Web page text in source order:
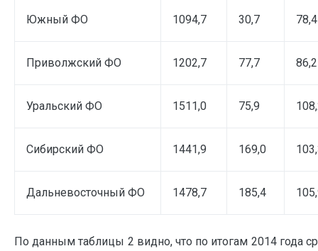
Южный ФО 1094,7 30,7 78,4
Приволжский ФО 1202,7 77,7 86,2
Уральский ФО 1511,0 75,9
Сибирский ФО 1441,9 169,0
Дальневосточный ФО 1478,7 185,4
По данным таблицы 2 видно, что по итогам 2014 года